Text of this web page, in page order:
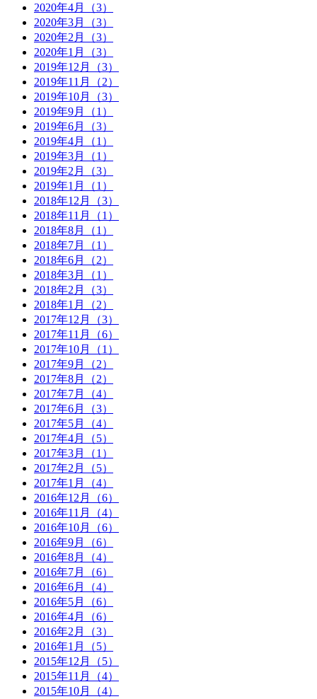
2020年4月（3）
2020年3月（3）
2020年2月（3）
2020年1月（3）
2019年12月（3）
2019年11月（2）
2019年10月（3）
2019年9月（1）
2019年6月（3）
2019年4月（1）
2019年3月（1）
2019年2月（3）
2019年1月（1）
2018年12月（3）
2018年11月（1）
2018年8月（1）
2018年7月（1）
2018年6月（2）
2018年3月（1）
2018年2月（3）
2018年1月（2）
2017年12月（3）
2017年11月（6）
2017年10月（1）
2017年9月（2）
2017年8月（2）
2017年7月（4）
2017年6月（3）
2017年5月（4）
2017年4月（5）
2017年3月（1）
2017年2月（5）
2017年1月（4）
2016年12月（6）
2016年11月（4）
2016年10月（6）
2016年9月（6）
2016年8月（4）
2016年7月（6）
2016年6月（4）
2016年5月（6）
2016年4月（6）
2016年2月（3）
2016年1月（5）
2015年12月（5）
2015年11月（4）
2015年10月（4）